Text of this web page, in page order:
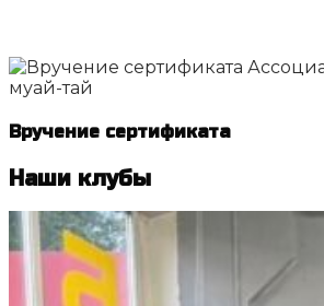
Вручение сертификата
Наши клубы